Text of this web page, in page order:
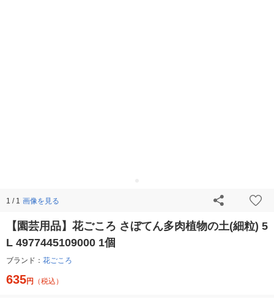
1 / 1 画像を見る
【園芸用品】花ごころ さぼてん多肉植物の土(細粒) 5
L 4977445109000 1個
ブランド： 花ごころ
635円 （税込）